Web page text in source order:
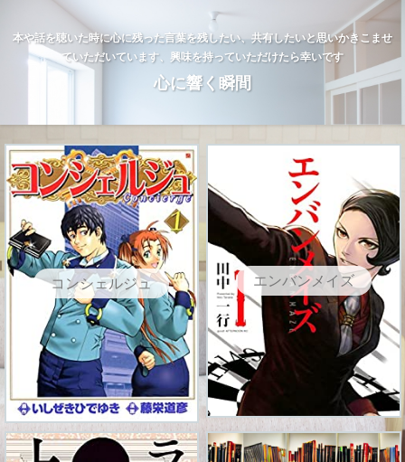
本や話を聴いた時に心に残った言葉を残したい、共有したいと思いかきこませ
ていただいています、興味を持っていただけたら幸いです
心に響く瞬間
コンシェルジュ エンバンメイズ